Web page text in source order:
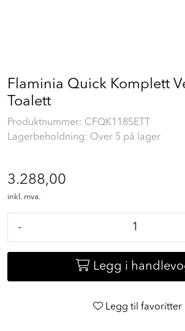
Flaminia Quick Komplett
Toalett
Produktnummer: CFQK118SETT
Lagerbeholdning: Over 5 på lager
3.288,00
inkl. mva.
-
Legg i
Legg til favoritter
Logg inn